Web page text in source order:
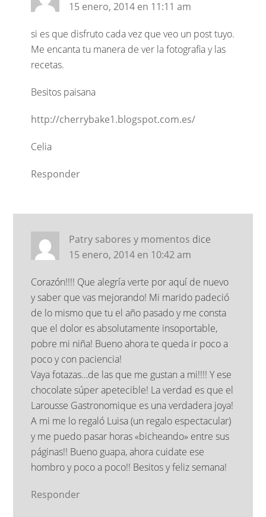
15 enero, 2014 en 11:11 am
si es que disfruto cada vez que veo un post tuyo.
Me encanta tu manera de ver la fotografia y las
recetas.
Besitos paisana
http://cherrybake1.blogspot.com.es/
Celia
Responder
Patry sabores y momentos dice
15 enero, 2014 en 10:42 am
Corazón!!!! Que alegría verte por aquí de nuevo
y saber que vas mejorando! Mi marido padeció
de lo mismo que tu el año pasado y me consta
que el dolor es absolutamente insoportable,
pobre mi niña! Bueno ahora te queda ir poco a
poco y con paciencia!
Vaya fotazas…de las que me gustan a mi!!!! Y ese
chocolate súper apetecible! La verdad es que el
Larousse Gastronomique es una verdadera joya!
A mi me lo regaló Luisa (un regalo espectacular)
y me puedo pasar horas «bicheando» entre sus
páginas!! Bueno guapa, ahora cuidate ese
hombro y poco a poco!! Besitos y feliz semana!
Responder